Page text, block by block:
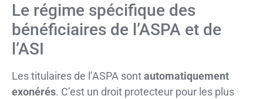
Le régime spécifique des
bénéficiaires de l’ASPA et de
l’ASI
Les titulaires de l’ASPA sontautomatiquement
exonérés. C’est un droit protecteur pour les plus